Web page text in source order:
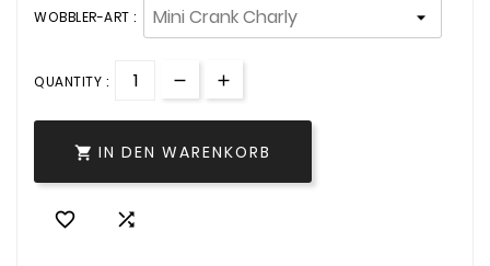
WOBBLER-ART :
QUANTITY :
 IN DEN WARENKORB
 